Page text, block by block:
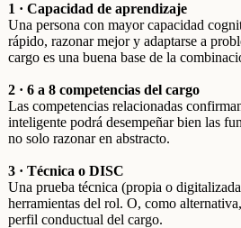
1 · Capacidad de aprendizaje
Una persona con mayor capacidad
rápido, razonar mejor y adaptarse a
cargo es una buena base de la
2 · 6 a 8 competencias del cargo
Las competencias relacionadas
inteligente podrá desempeñar bien las
no solo razonar en abstracto.
3 · Técnica o DISC
Una prueba técnica (propia o
herramientas del rol. O, como
perfil conductual del cargo.